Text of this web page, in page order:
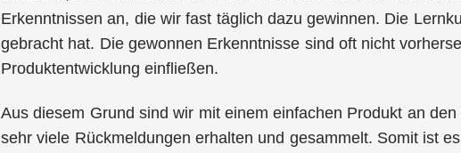
Erkenntnissen an, die wir fast täglich dazu gewinnen. Die
gebracht hat. Die gewonnen Erkenntnisse sind oft nicht
Produktentwicklung einfließen.
Aus diesem Grund sind wir mit einem einfachen Produkt an
sehr viele Rückmeldungen erhalten und gesammelt. Somit ist